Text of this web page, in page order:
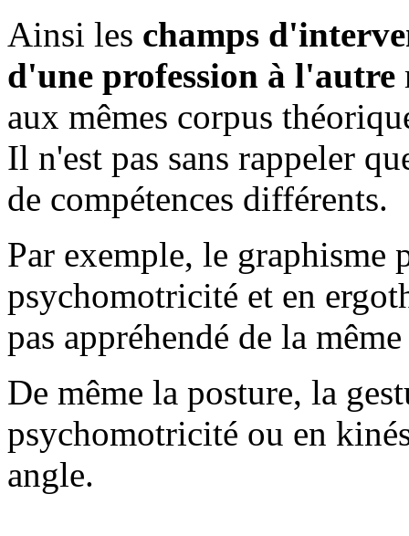
Ainsi les champs
d'une profession à l'autre
aux mêmes corpus
Il n'est pas sans rappeler
de compétences différents.
Par exemple, le graphisme
psychomotricité et en
pas appréhendé de la
De même la posture, la
psychomotricité ou en
angle.